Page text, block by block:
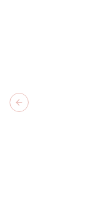
Previous slide